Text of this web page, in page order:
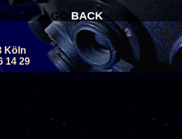
GO BACK
Galaxien im Kosmos und
diese sich im All anordnen und
Köln
14 29